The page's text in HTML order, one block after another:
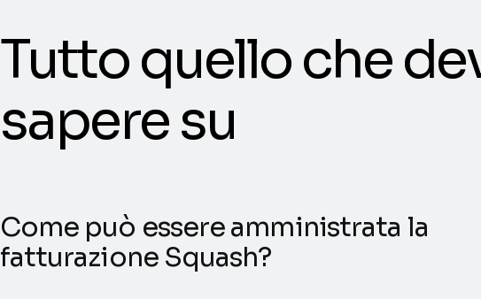
Tutto quello che
sapere su
Come può essere amministrata la
fatturazione Squash?